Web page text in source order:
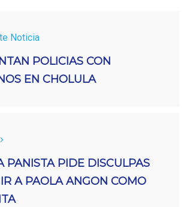
Noticia
POLICIAS CON
EN CHOLULA
PANISTA PIDE DISCULPAS
A PAOLA ANGON COMO